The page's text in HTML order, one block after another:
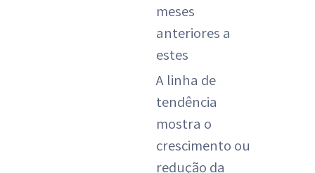
meses
anteriores a
estes
A linha de
tendência
mostra o
crescimento ou
redução da